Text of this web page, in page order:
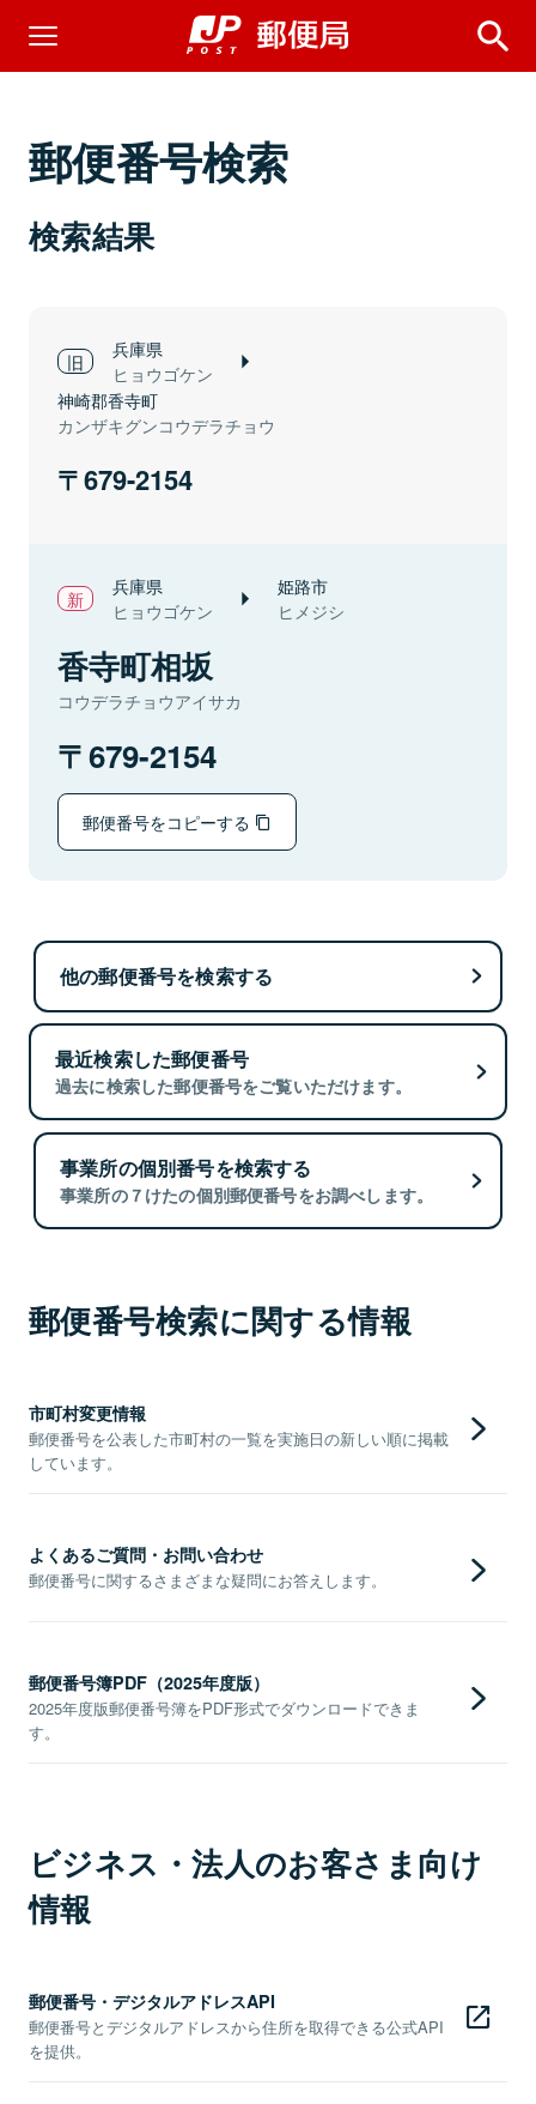
郵便番号検索
検索結果
兵庫県
ヒョウゴケン
神崎郡香寺町
カンザキグンコウデラチョウ
679-2154
兵庫県
ヒョウゴケン
姫路市
ヒメジシ
香寺町相坂
コウデラチョウアイサカ
679-2154
郵便番号をコピーする
他の郵便番号を検索する
最近検索した郵便番号
過去に検索した郵便番号をご覧いただけます。
事業所の個別番号を検索する
事業所の７けたの個別郵便番号をお調べします。
郵便番号検索に関する情報
市町村変更情報
郵便番号を公表した市町村の一覧を実施日の新しい順に掲載
しています。
よくあるご質問・お問い合わせ
郵便番号に関するさまざまな疑問にお答えします。
郵便番号簿PDF（2025年度版）
2025年度版郵便番号簿をPDF形式でダウンロードできま
す。
ビジネス・法人のお客さま向け
情報
郵便番号・デジタルアドレスAPI
郵便番号とデジタルアドレスから住所を取得できる公式API
を提供。